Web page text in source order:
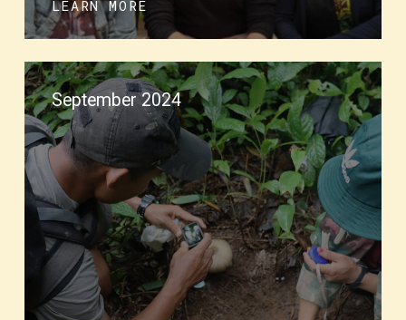
LEARN MORE
September 2024